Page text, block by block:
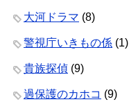
大河ドラマ (8)
警視庁いきもの係 (1)
貴族探偵 (9)
過保護のカホコ (9)